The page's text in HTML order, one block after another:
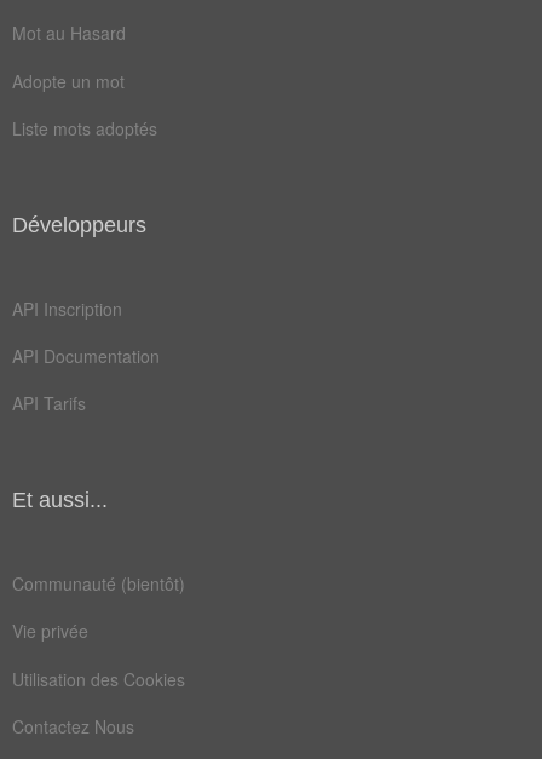
lanterner
Mot au Hasard
Adopte un mot
Liste mots adoptés
Développeurs
API Inscription
API Documentation
API Tarifs
Et aussi...
Communauté (bientôt)
Vie privée
Utilisation des Cookies
Contactez Nous